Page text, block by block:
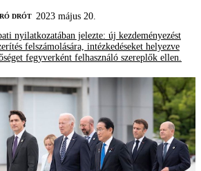
DRÓT
2023 május 20.
nyilatkozatában jelezte: új kezdeményezést
felszámolására, intézkedéseket helyezve
fegyverként felhasználó szereplők ellen.